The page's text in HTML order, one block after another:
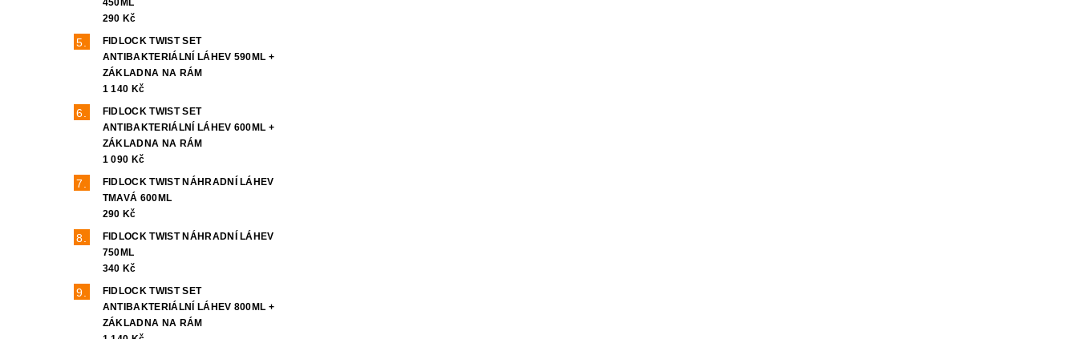
290 Kč
FIDLOCK TWIST SET
ANTIBAKTERIÁLNÍ LÁHEV 590ML +
ZÁKLADNA NA RÁM
1 140 Kč
FIDLOCK TWIST SET
ANTIBAKTERIÁLNÍ LÁHEV 600ML +
ZÁKLADNA NA RÁM
1 090 Kč
FIDLOCK TWIST NÁHRADNÍ LÁHEV
TMAVÁ 600ML
290 Kč
FIDLOCK TWIST NÁHRADNÍ LÁHEV
750ML
340 Kč
FIDLOCK TWIST SET
ANTIBAKTERIÁLNÍ LÁHEV 800ML +
ZÁKLADNA NA RÁM